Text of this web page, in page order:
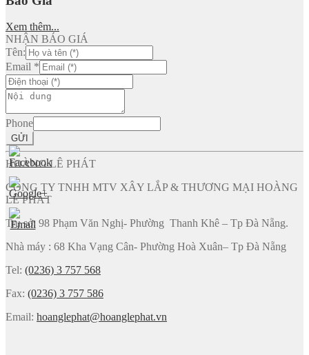
Xem thêm...
NHẬN BÁO GIÁ
Tên:
Email *
Phone
GỬI
HOÀNG LÊ PHÁT
CÔNG TY TNHH MTV XÂY LẮP & THƯƠNG MẠI HOÀNG
LÊ PHÁT
Trụ sở: 98 Phạm Văn Nghị- Phường Thanh Khê – Tp Đà Nẵng.
Nhà máy : 68 Kha Vạng Cân- Phường Hoà Xuân– Tp Đà Nẵng
Tel: (0236) 3 757 568
Fax: (0236) 3 757 586
Email: hoanglephat@hoanglephat.vn